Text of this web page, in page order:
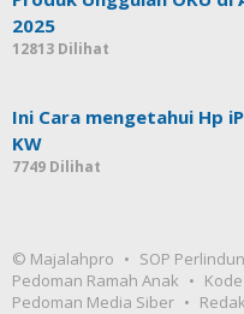
2025
12813 Dilihat
Ini Cara mengetahui Hp
KW
7749 Dilihat
© Majalahpro
SOP
Pedoman Ramah Anak
Pedoman Media Siber